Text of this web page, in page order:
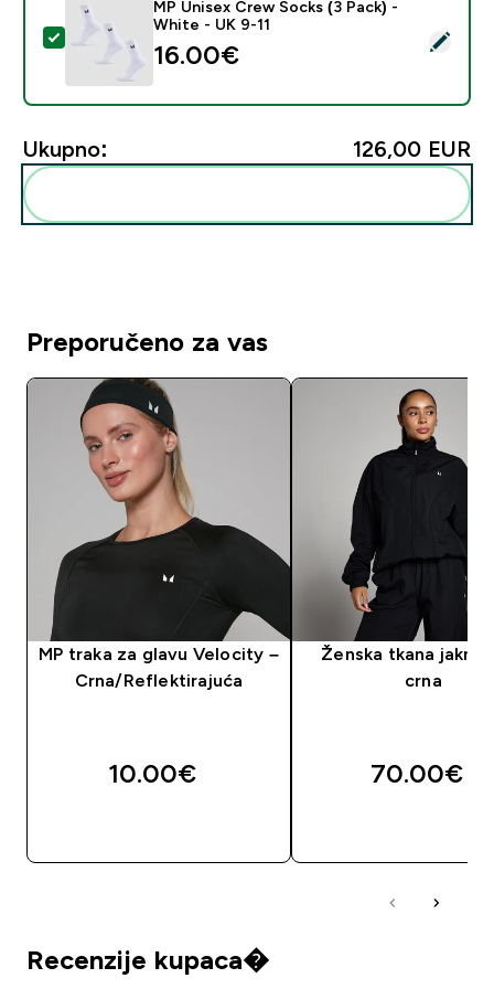
Odaberi ovaj proizvod - MP Unisex Crew Socks (3
MP Unisex Crew Socks (3 Pack) -
White - UK 9-11
16.00€‎
Ukupno: 126,00 EUR‎
Preporučeno za vas
MP traka za glavu Velocity –
Crna/Reflektirajuća
10.00€‎
Ženska tkana jakna
crna
70.00€‎
Recenzije kupaca�